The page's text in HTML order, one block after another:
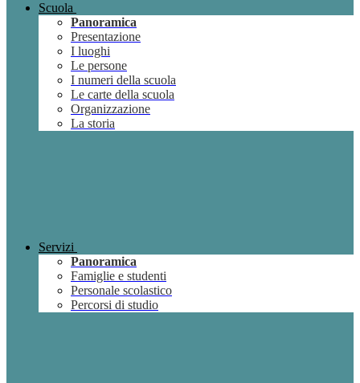
Scuola
Panoramica
Presentazione
I luoghi
Le persone
I numeri della scuola
Le carte della scuola
Organizzazione
La storia
Servizi
Panoramica
Famiglie e studenti
Personale scolastico
Percorsi di studio